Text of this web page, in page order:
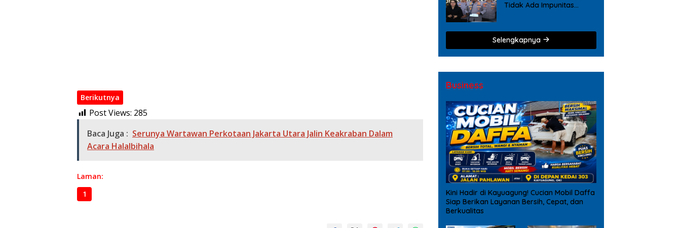
Berikutnya
Post Views: 285
Baca Juga : Serunya Wartawan Perkotaan Jakarta Utara Jalin Keakraban Dalam
Acara Halalbihala
Laman:
1
Tidak Ada Impunitas
Selengkapnya
Business
Kini Hadir di Kayuagung! Cucian Mobil Daffa
Siap Berikan Layanan Bersih, Cepat, dan
Berkualitas